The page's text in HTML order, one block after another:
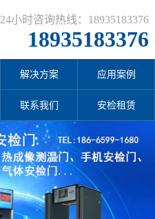
24小时咨询热线：18935183376
18935183376
解决方案 应用案例
联系我们 安检租赁